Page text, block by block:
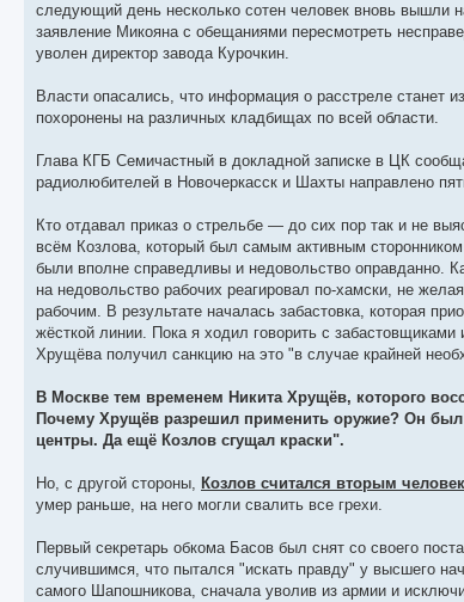
следующий день несколько сотен человек вновь вышли
заявление Микояна с обещаниями пересмотреть
уволен директор завода Курочкин.
Власти опасались, что информация о расстреле станет
похоронены на различных кладбищах по всей области.
Глава КГБ Семичастный в докладной записке в ЦК
радиолюбителей в Новочеркасск и Шахты направлено
Кто отдавал приказ о стрельбе — до сих пор так и не
всём Козлова, который был самым активным
были вполне справедливы и недовольство оправданно.
на недовольство рабочих реагировал по-хамски, не
рабочим. В результате началась забастовка, которая
жёсткой линии. Пока я ходил говорить с
Хрущёва получил санкцию на это "в случае крайней
В Москве тем временем Никита Хрущёв, которого
Почему Хрущёв разрешил применить оружие? Он
центры. Да ещё Козлов сгущал краски".
Но, с другой стороны, Козлов считался вторым
умер раньше, на него могли свалить все грехи.
Первый секретарь обкома Басов был снят со своего
случившимся, что пытался "искать правду" у высшего
самого Шапошникова, сначала уволив из армии и